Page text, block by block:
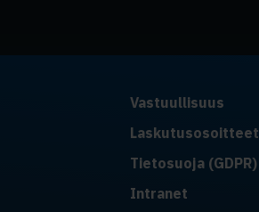
Vastuullisuus
Laskutusosoitteet
Tietosuoja (GDPR)
Intranet